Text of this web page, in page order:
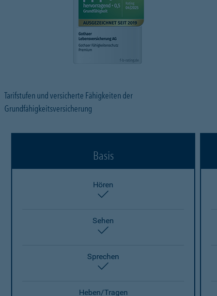
Tarifstufen und versicherte Fähigkeiten der
Grundfähigkeitsversicherung
Basis
Hören
Sehen
Sprechen
Heben/Tragen